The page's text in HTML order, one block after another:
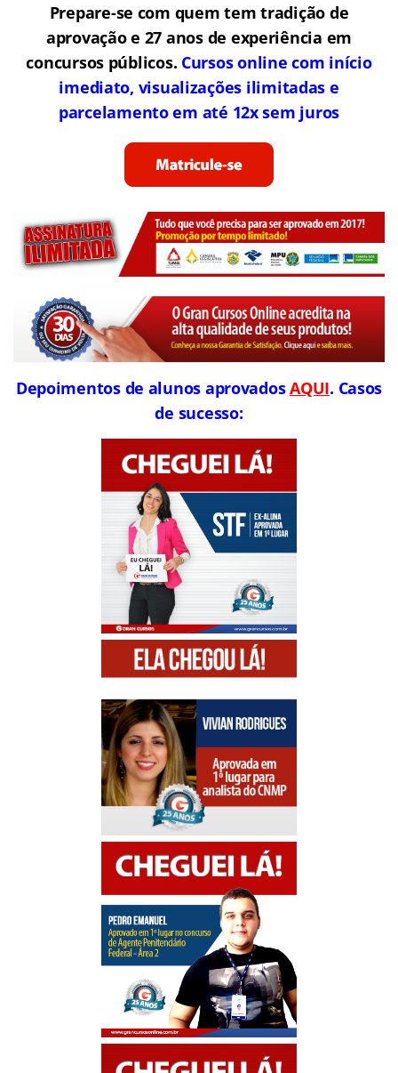
Prepare-se com quem tem tradição de
aprovação e 27 anos de experiência em
concursos públicos. Cursos online com início
imediato, visualizações ilimitadas e
parcelamento em até 12x sem juros
Depoimentos de alunos aprovadosAQUI. Casos
de sucesso: